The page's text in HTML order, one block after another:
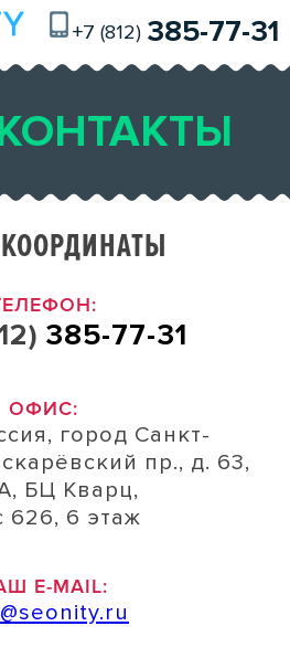
магазинов
на Битрикс
сайта
+7 (812) 385-77-31
385-77-31
ОФИС:
город Санкт-
пр., д. 63,
БЦ Кварц,
626, 6 этаж
E-MAIL: